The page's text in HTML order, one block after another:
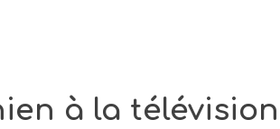
à la télévision